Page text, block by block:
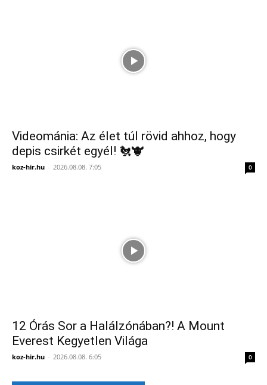
Videománia: Az élet túl rövid ahhoz, hogy
depis csirkét egyél! 🐔🐮
koz-hir.hu - 2026.08.08. 7:05 0
12 Órás Sor a Halálzónában?! A Mount
Everest Kegyetlen Világa
koz-hir.hu - 2026.08.08. 6:05 0